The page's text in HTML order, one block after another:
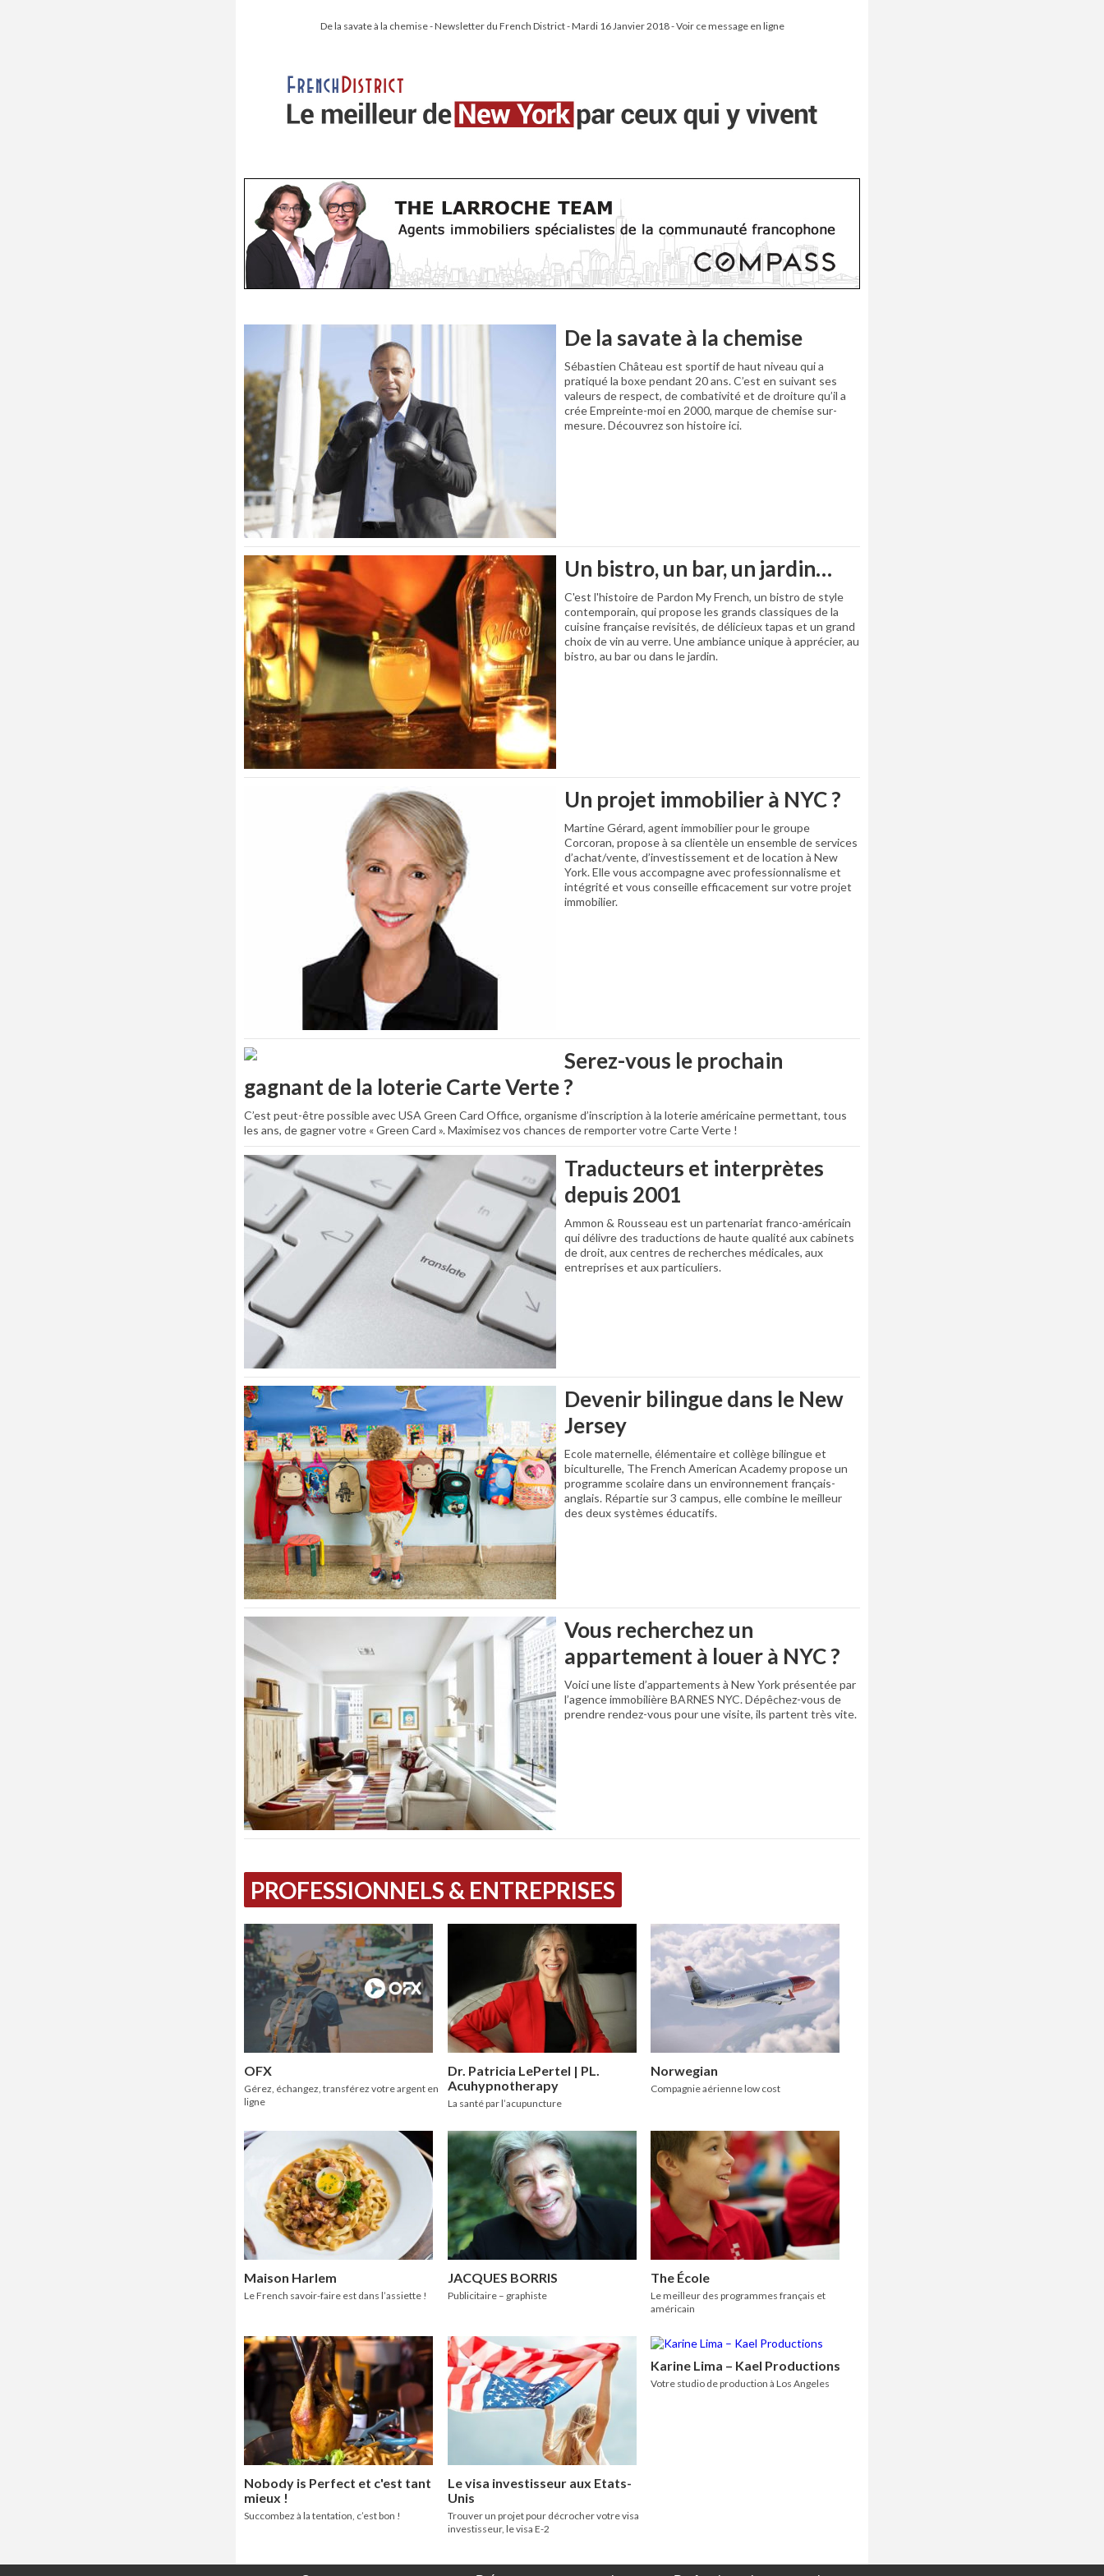
De la savate à la chemise - Newsletter du French District - Mardi 16 Janvier 2018 - Voir ce message en ligne
De la savate à la chemise
Sébastien Château est sportif de haut niveau qui a
pratiqué la boxe pendant 20 ans. C’est en suivant ses
valeurs de respect, de combativité et de droiture qu’il a
crée Empreinte-moi en 2000, marque de chemise sur-
mesure. Découvrez son histoire ici.
Un bistro, un bar, un jardin…
C'est l'histoire de Pardon My French, un bistro de style
contemporain, qui propose les grands classiques de la
cuisine française revisités, de délicieux tapas et un grand
choix de vin au verre. Une ambiance unique à apprécier, au
bistro, au bar ou dans le jardin.
Un projet immobilier à NYC ?
Martine Gérard, agent immobilier pour le groupe
Corcoran, propose à sa clientèle un ensemble de services
d’achat/vente, d’investissement et de location à New
York. Elle vous accompagne avec professionnalisme et
intégrité et vous conseille efficacement sur votre projet
immobilier.
Serez-vous le prochain
gagnant de la loterie Carte Verte ?
C’est peut-être possible avec USA Green Card Office, organisme d’inscription à la loterie américaine permettant, tous
les ans, de gagner votre « Green Card ». Maximisez vos chances de remporter votre Carte Verte !
Traducteurs et interprètes
depuis 2001
Ammon & Rousseau est un partenariat franco-américain
qui délivre des traductions de haute qualité aux cabinets
de droit, aux centres de recherches médicales, aux
entreprises et aux particuliers.
Devenir bilingue dans le New
Jersey
Ecole maternelle, élémentaire et collège bilingue et
biculturelle, The French American Academy propose un
programme scolaire dans un environnement français-
anglais. Répartie sur 3 campus, elle combine le meilleur
des deux systèmes éducatifs.
Vous recherchez un
appartement à louer à NYC ?
Voici une liste d’appartements à New York présentée par
l’agence immobilière BARNES NYC. Dépêchez-vous de
prendre rendez-vous pour une visite, ils partent très vite.
PROFESSIONNELS & ENTREPRISES
OFX
Gérez, échangez, transférez votre argent en
ligne
Dr. Patricia LePertel | PL.
Acuhypnotherapy
La santé par l’acupuncture
Norwegian
Compagnie aérienne low cost
Maison Harlem
Le French savoir-faire est dans l’assiette !
JACQUES BORRIS
Publicitaire – graphiste
The École
Le meilleur des programmes français et
américain
Nobody is Perfect et c'est tant
mieux !
Succombez à la tentation, c’est bon !
Le visa investisseur aux Etats-
Unis
Trouver un projet pour décrocher votre visa
investisseur, le visa E-2
Karine Lima – Kael Productions
Votre studio de production à Los Angeles